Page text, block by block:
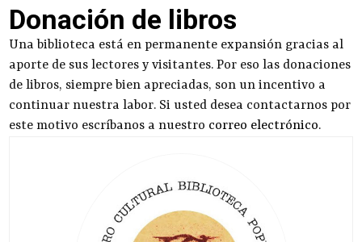
Donación de libros
Una biblioteca está en permanente expansión gracias al
aporte de sus lectores y visitantes. Por eso las donaciones
de libros, siempre bien apreciadas, son un incentivo a
continuar nuestra labor. Si usted desea contactarnos por
este motivo escríbanos a nuestro correo electrónico.